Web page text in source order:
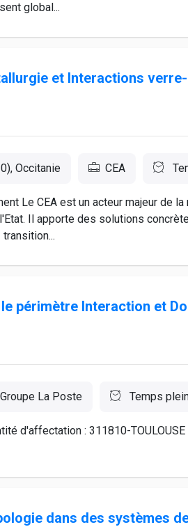
global...
et Interactions
Occitanie CEA
Le CEA est un acteur majeur de la
Il apporte des solutions
le périmètre Interaction et
Groupe La Poste Temps
d'affectation : 311810-TOULOUSE
dans des systèmes